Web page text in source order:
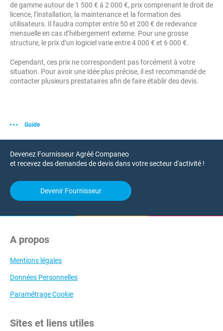
de gamme autour de 1 500 € à 2 000 €, prix comprenant le droit de
licence, l’installation, la maintenance et la formation des
utilisateurs. Il faudra compter entre 50 et 200 € de redevance
mensuelle en cas d’hébergement externe. Pour une grosse
structure, le prix d’un logiciel varie entre 4 000 € et 6 000 €.
Cependant, ces prix ne correspondent pas forcément à votre
situation. Pour avoir une idée plus précise, il est recommandé de
contacter plusieurs prestataires afin de faire établir des devis.
Guide
Devenez Fournisseur Agréé Companeo
et recevez des demandes de devis dans votre secteur d'activité !
Devenir Fournisseur
A propos
Mentions légales
Données Personnelles
Paramétrage Cookie
Sites et liens utiles